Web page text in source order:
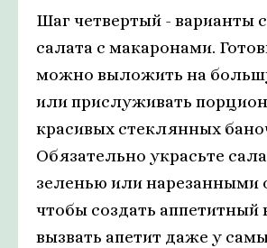
Шаг четвертый - варианты
салата с макаронами.
можно выложить на
или прислуживать
красивых стеклянных
Обязательно украсьте
зеленью или нарезанными
чтобы создать аппетитный
вызвать апетит даже у